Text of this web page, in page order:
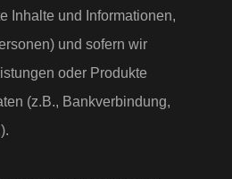
Inhalte und Informationen,
und sofern wir
oder Produkte
(z.B., Bankverbindung,